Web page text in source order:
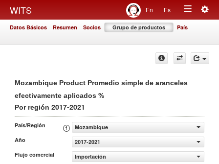
WITS En Es
Toggle
Datos Básicos Resumen Socios Grupo de productos País
Mozambique Product Promedio simple de aranceles
efectivamente aplicados %
Por región 2017-2021
País/Región
Mozambique
Año
2017-2021
Flujo comercial
Importación